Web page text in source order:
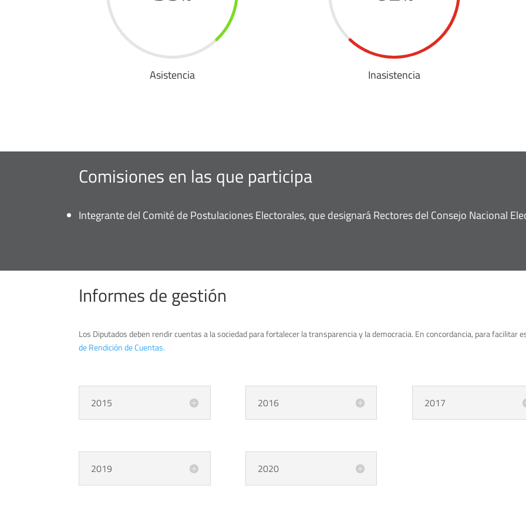
Asistencia Inasistencia
Comisiones en las que participa
Integrante del Comité de Postulaciones Electorales, que designará Rectores del Consejo Nacional
Informes de gestión
Los Diputados deben rendir cuentas a la sociedad para fortalecer la transparencia y la democracia. En concordancia, para
de Rendición de Cuentas.
2015 2016 2017
2019 2020